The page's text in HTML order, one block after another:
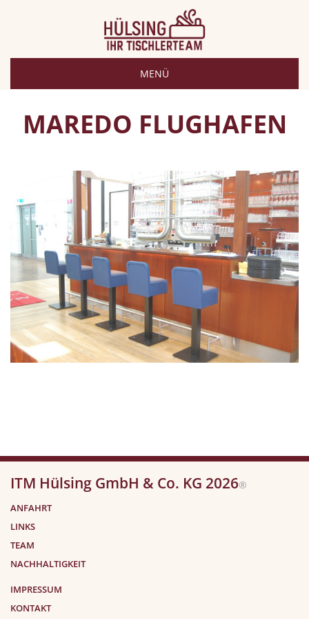
MENÜ
MAREDO FLUGHAFEN
ITM Hülsing GmbH & Co. KG 2026®
ANFAHRT
LINKS
TEAM
NACHHALTIGKEIT
IMPRESSUM
KONTAKT